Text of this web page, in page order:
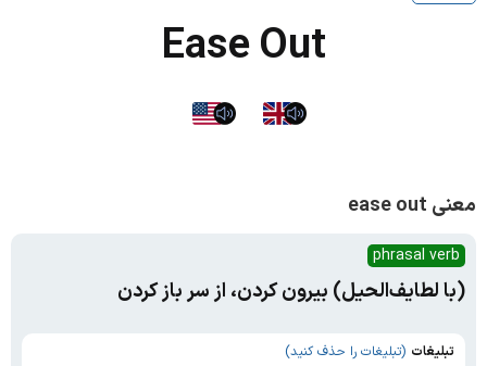
Ease Out
معنی ease out
phrasal verb
(با لطایف‌الحیل) بیرون کردن، از سر باز کردن
تبلیغات (تبلیغات را حذف کنید)